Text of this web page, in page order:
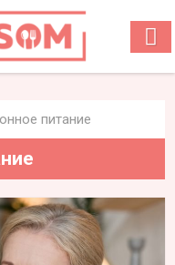
питание